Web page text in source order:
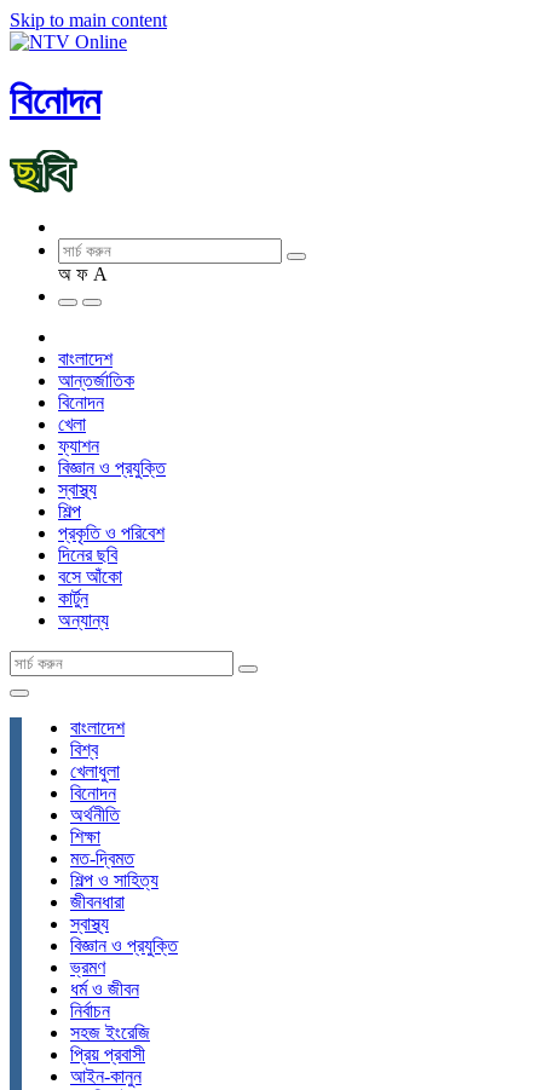
Skip to main content
বিনোদন
অ ফ A
বাংলাদেশ
আন্তর্জাতিক
বিনোদন
খেলা
ফ্যাশন
বিজ্ঞান ও প্রযুক্তি
স্বাস্থ্য
শিল্প
প্রকৃতি ও পরিবেশ
দিনের ছবি
বসে আঁকো
কার্টুন
অন্যান্য
বাংলাদেশ
বিশ্ব
খেলাধুলা
বিনোদন
অর্থনীতি
শিক্ষা
মত-দ্বিমত
শিল্প ও সাহিত্য
জীবনধারা
স্বাস্থ্য
বিজ্ঞান ও প্রযুক্তি
ভ্রমণ
ধর্ম ও জীবন
নির্বাচন
সহজ ইংরেজি
প্রিয় প্রবাসী
আইন-কানুন